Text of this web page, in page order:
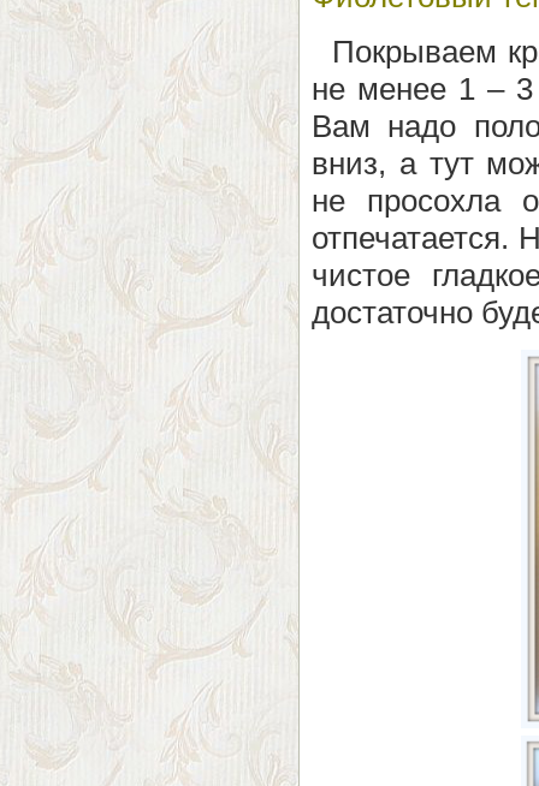
Покрываем
не менее 1 – 3
Вам надо
вниз, а тут
не просохла
отпечатается.
чистое
достаточно